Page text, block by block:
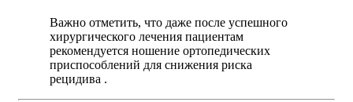
Важно отметить, что даже после успешного
хирургического лечения пациентам
рекомендуется ношение ортопедических
приспособлений для снижения риска
рецидива .